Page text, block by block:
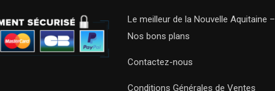
Le meilleur de la Nouvelle Aquitaine –
Nos bons plans
Contactez-nous
Conditions Générales de Ventes